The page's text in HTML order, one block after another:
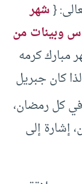
{شهر
وبينات من
فهو شهر مبارك كرمه
كان جبريل
في كل رمضان،
إشارة إلى